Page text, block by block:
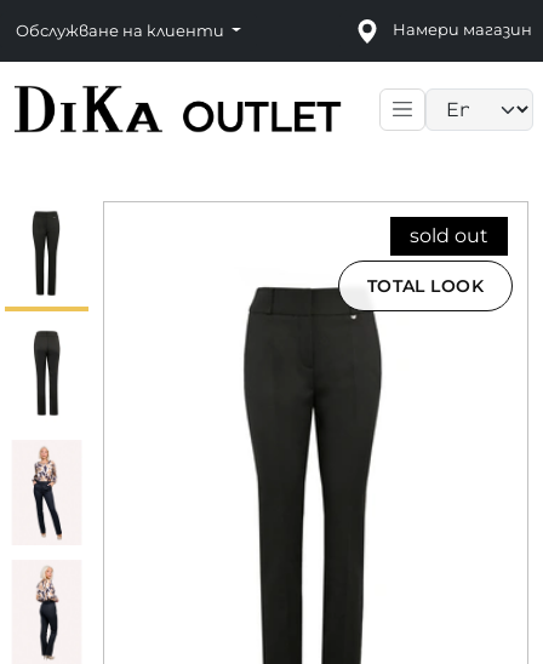
Обслужване на клиенти Намери магазин
sold out
TOTAL LOOK